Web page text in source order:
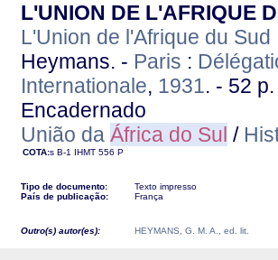
L'UNION DE L'AFRIQUE
L'Union de l'Afrique du
Heymans. - Paris :
Internationale, 1931. - 52
Encadernado
União da África do Sul /
COTA:s B-1 IHMT 556 P
Tipo de documento:
Texto impresso
País de publicação:
França
Outro(s) autor(es): HEYMANS, G. M. A., ed. lit.